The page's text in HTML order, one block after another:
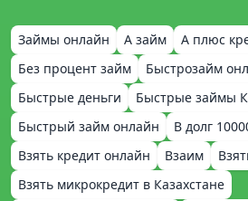
Займы онлайн А займ А плюс
Без процент займ
Быстрозайм
Быстрые деньги
Быстрые займы
Быстрый займ онлайн
В долг
Взять кредит онлайн
Взаим
Взять микрокредит в Казахстане